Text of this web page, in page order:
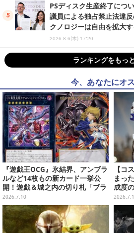
PSディスク生産終了につ
議員による独占禁止法違
クノロジーは自由を拡大
2026.8.6(木) 17:20
ランキングをもっ
今、あなたにオ
『遊戯王OCG』氷結界、アンブラ
ルなど14枚もの新カード一挙公
開！遊戯＆城之内の切り札「ブラ
ック・デーモンズ・ドラゴン」も
新たな装いで登場
2026.7.10
【コ
まっ
成度
KKE
【写